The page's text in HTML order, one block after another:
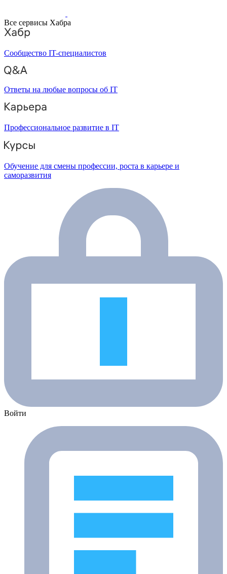
Все сервисы Хабра
Сообщество IT-специалистов
Ответы на любые вопросы об IT
Профессиональное развитие в IT
Обучение для смены профессии, роста в карьере и
саморазвития
Войти